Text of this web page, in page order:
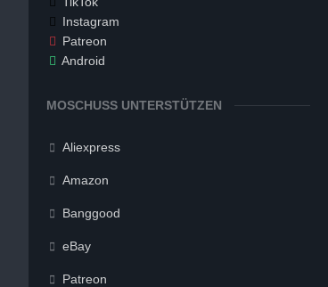
Instagram
Patreon
Android
MOSCHUSS UNTERSTÜTZEN
Aliexpress
Amazon
Banggood
eBay
Patreon